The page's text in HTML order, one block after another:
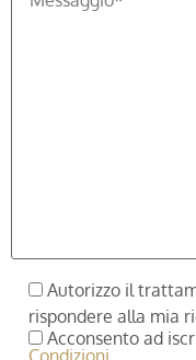
Autorizzo il
rispondere alla mia
Acconsento ad